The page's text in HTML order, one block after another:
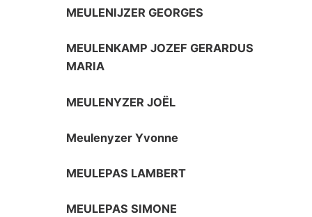
MEULENIJZER GEORGES
MEULENKAMP JOZEF GERARDUS
MARIA
MEULENYZER JOËL
Meulenyzer Yvonne
MEULEPAS LAMBERT
MEULEPAS SIMONE